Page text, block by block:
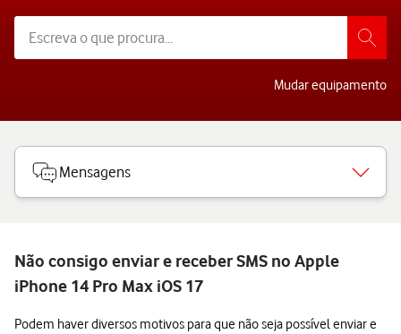
Mudar equipamento
Mensagens
Não consigo enviar e receber SMS no Apple
iPhone 14 Pro Max iOS 17
Podem haver diversos motivos para que não seja possível enviar e